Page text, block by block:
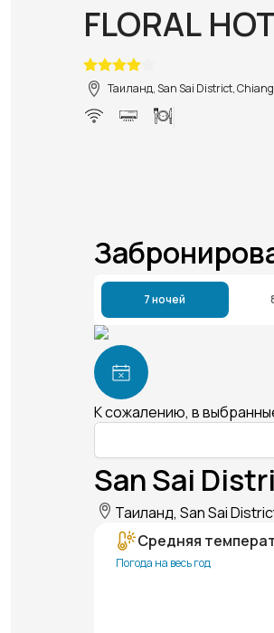
FLORAL
Таиланд, San Sai District,
7 ночей
К сожалению, в
San Sai
Таиланд, San Sai
Средняя
Погода на весь год